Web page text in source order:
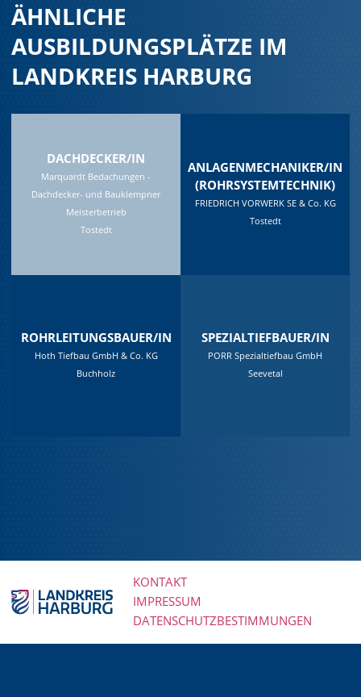
ÄHNLICHE
AUSBILDUNGSPLÄTZE IM
LANDKREIS HARBURG
DACHDECKER/IN
Marquardt Bedachungen -
Dachdecker- und Bauklempner
Meisterbetrieb
Tostedt
ANLAGENMECHANIKER/IN
(ROHRSYSTEMTECHNIK)
FRIEDRICH VORWERK SE & Co. KG
Tostedt
ROHRLEITUNGSBAUER/IN
Hoth Tiefbau GmbH & Co. KG
Buchholz
SPEZIALTIEFBAUER/IN
PORR Spezialtiefbau GmbH
Seevetal
Navigation
überspringen
KONTAKT
IMPRESSUM
DATENSCHUTZBESTIMMUNGEN